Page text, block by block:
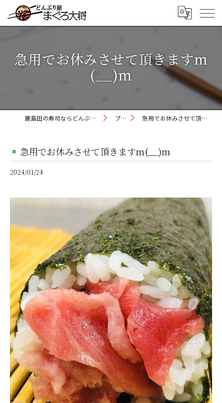
急用でお休みさせて頂きますm
(__)m
鹿島田の寿司ならどんぶり屋まぐろ大将 ブログ 急用でお休みさせて頂きますm(__)m
急用でお休みさせて頂きますm(__)m
2024/01/24